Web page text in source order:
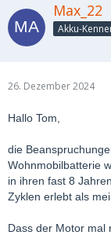
Max_22
Akku-
26. Dezember 2024
Hallo Tom,
die
Wohnmobilbatterie
in ihren fast 8
Zyklen erlebt als
Dass der Motor mal